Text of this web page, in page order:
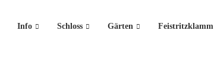
Info Schloss Gärten Feistritzklamm